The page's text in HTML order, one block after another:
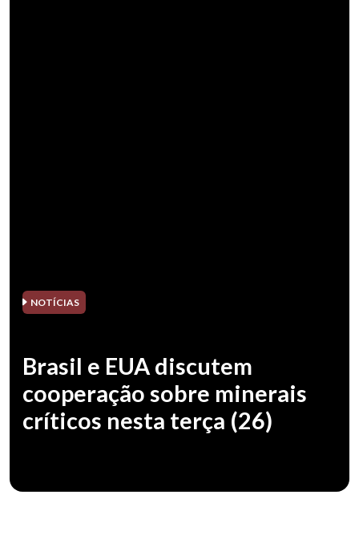
NOTÍCIAS
Brasil e EUA discutem
cooperação sobre minerais
críticos nesta terça (26)